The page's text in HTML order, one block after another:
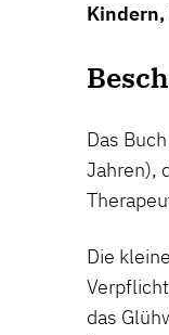
Das
Jahren),
Die
das